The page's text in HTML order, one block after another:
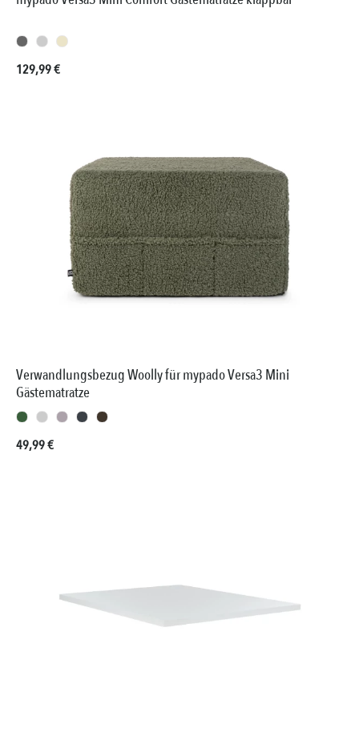
Regulärer Preis:
129,99 €
Verwandlungsbezug Woolly für mypado Versa3 Mini
Gästematratze
Regulärer Preis:
49,99 €